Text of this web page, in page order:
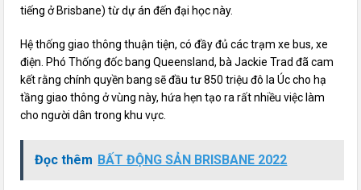
tiếng ở Brisbane) từ dự án đến đại học này.
Hệ thống giao thông thuận tiện, có đầy đủ các trạm xe bus, xe
điện. Phó Thống đốc bang Queensland, bà Jackie Trad đã cam
kết rằng chính quyền bang sẽ đầu tư 850 triệu đô la Úc cho hạ
tầng giao thông ở vùng này, hứa hẹn tạo ra rất nhiều việc làm
cho người dân trong khu vực.
Đọc thêm BẤT ĐỘNG SẢN BRISBANE 2022